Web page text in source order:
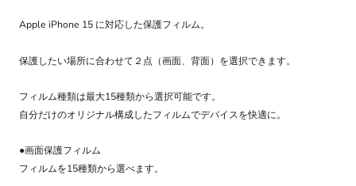
Apple iPhone 15 に対応した保護フィルム。
保護したい場所に合わせて２点（画面、背面）を選択できます。
フィルム種類は最大15種類から選択可能です。
自分だけのオリジナル構成したフィルムでデバイスを快適に。
●画面保護フィルム
フィルムを15種類から選べます。